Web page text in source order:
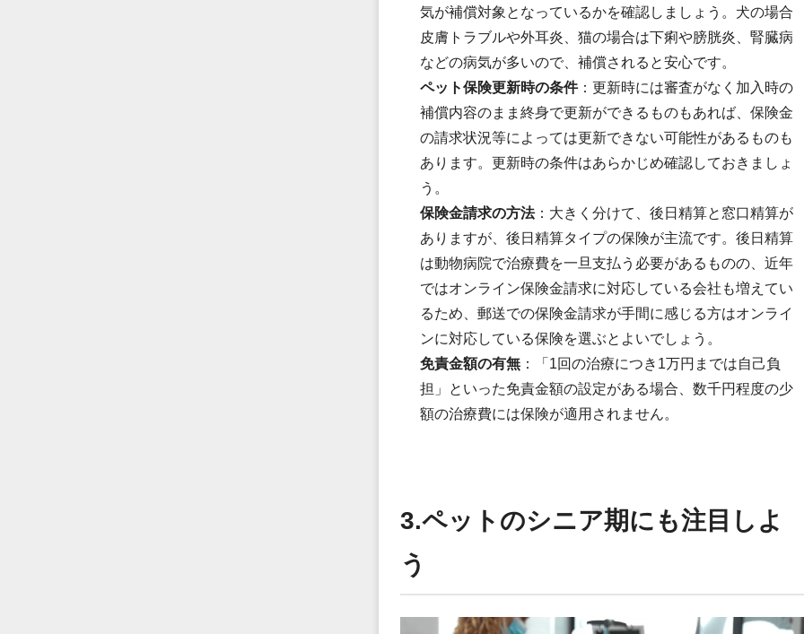
気が補償対象となっているかを確認しましょう。犬の場合
皮膚トラブルや外耳炎、猫の場合は下痢や膀胱炎、腎臓病
などの病気が多いので、補償されると安心です。
ペット保険更新時の条件：更新時には審査がなく加入時の
補償内容のまま終身で更新ができるものもあれば、保険金
の請求状況等によっては更新できない可能性があるものも
あります。更新時の条件はあらかじめ確認しておきましょ
う。
保険金請求の方法：大きく分けて、後日精算と窓口精算が
ありますが、後日精算タイプの保険が主流です。後日精算
は動物病院で治療費を一旦支払う必要があるものの、近年
ではオンライン保険金請求に対応している会社も増えてい
るため、郵送での保険金請求が手間に感じる方はオンライ
ンに対応している保険を選ぶとよいでしょう。
免責金額の有無 ：「1回の治療につき1万円までは自己負
担」といった免責金額の設定がある場合、数千円程度の少
額の治療費には保険が適用されません。
3.ペットのシニア期にも注目しよ
う